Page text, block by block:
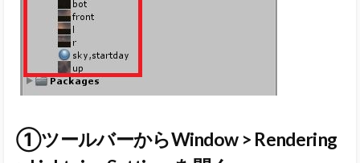
①ツールバーからWindow > Rendering